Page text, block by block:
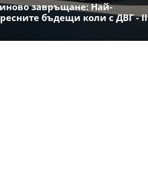
завръщане: Най-
бъдещи коли с ДВГ - II